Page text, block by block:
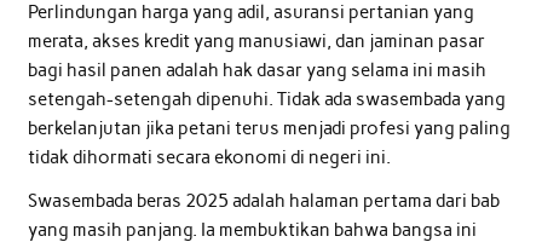
Perlindungan harga yang adil, asuransi pertanian yang
merata, akses kredit yang manusiawi, dan jaminan pasar
bagi hasil panen adalah hak dasar yang selama ini masih
setengah-setengah dipenuhi. Tidak ada swasembada yang
berkelanjutan jika petani terus menjadi profesi yang paling
tidak dihormati secara ekonomi di negeri ini.
Swasembada beras 2025 adalah halaman pertama dari bab
yang masih panjang. Ia membuktikan bahwa bangsa ini